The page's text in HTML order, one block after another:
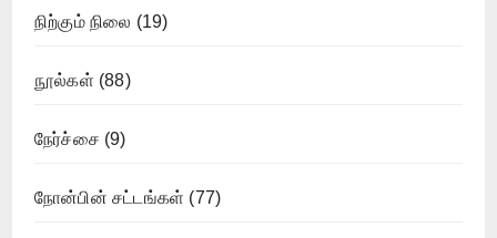
நிற்கும் நிலை (19)
நூல்கள் (88)
நேர்ச்சை (9)
நோன்பின் சட்டங்கள் (77)